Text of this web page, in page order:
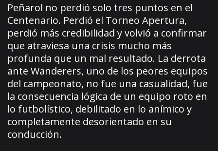
Peñarol no perdió solo tres puntos en el
Centenario. Perdió el Torneo Apertura,
perdió más credibilidad y volvió a confirmar
que atraviesa una crisis mucho más
profunda que un mal resultado. La derrota
ante Wanderers, uno de los peores equipos
del campeonato, no fue una casualidad, fue
la consecuencia lógica de un equipo roto en
lo futbolístico, debilitado en lo anímico y
completamente desorientado en su
conducción.